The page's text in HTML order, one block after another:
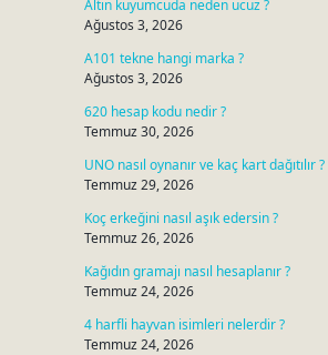
Altın kuyumcuda neden ucuz ?
Ağustos 3, 2026
A101 tekne hangi marka ?
Ağustos 3, 2026
620 hesap kodu nedir ?
Temmuz 30, 2026
UNO nasıl oynanır ve kaç kart dağıtılır ?
Temmuz 29, 2026
Koç erkeğini nasıl aşık edersin ?
Temmuz 26, 2026
Kağıdın gramajı nasıl hesaplanır ?
Temmuz 24, 2026
4 harfli hayvan isimleri nelerdir ?
Temmuz 24, 2026